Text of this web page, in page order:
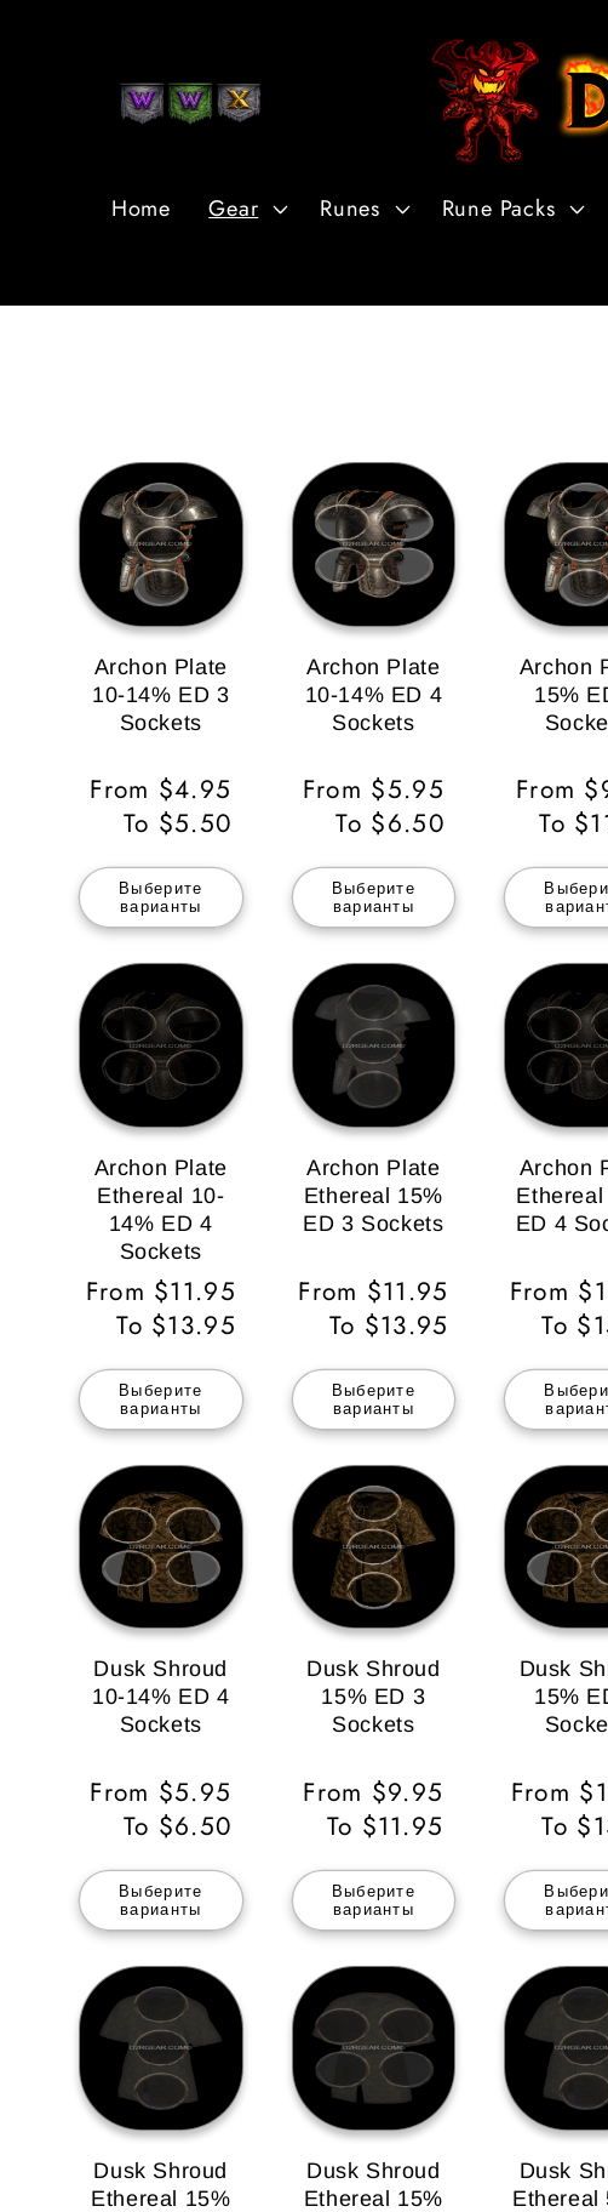
Home Gear Runes Rune Packs
Archon Plate
10-14% ED 3
Sockets
Обычная
цена
From $4.95
To $5.50
Выберите
варианты
Archon Plate
10-14% ED 4
Sockets
Обычная
цена
From $5.95
To $6.50
Выберите
варианты
Archon
15%
цена
From
To
Archon Plate
Ethereal 10-
14% ED 4
Sockets
Обычная
цена
From $11.95
To $13.95
Выберите
варианты
Archon Plate
Ethereal 15%
ED 3 Sockets
Обычная
цена
From $11.95
To $13.95
Выберите
варианты
Archon
Ethereal
ED 4
цена
From
To
Dusk Shroud
10-14% ED 4
Sockets
Обычная
цена
From $5.95
To $6.50
Выберите
варианты
Dusk Shroud
15% ED 3
Sockets
Обычная
цена
From $9.95
To $11.95
Выберите
варианты
Dusk
15%
цена
From
To
Dusk Shroud
Ethereal 15%
Dusk Shroud
Ethereal 15%
Dusk
Ethereal